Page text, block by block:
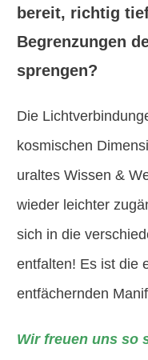
bereit, richtig
Begrenzungen
sprengen?
Die
kosmischen
uraltes Wissen &
wieder leichter
sich in die
entfalten! Es ist die
entfächernden
Wir freuen uns so